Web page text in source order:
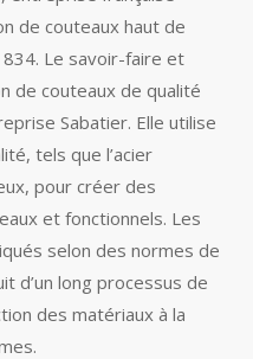
de couteaux haut de
Le savoir-faire et
de couteaux de qualité
Sabatier. Elle utilise
tels que l’acier
pour créer des
et fonctionnels. Les
selon des normes de
d’un long processus de
des matériaux à la